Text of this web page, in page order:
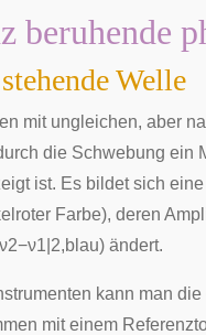
beruhende
Welle
mit ungleichen, aber
die Schwebung ein
ist. Es bildet sich
Farbe), deren
ν2−ν1 2,blau) ändert.
kann man
mit einem